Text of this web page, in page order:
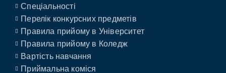
Спеціальності
Перелік конкурсних предметів
Правила прийому в Університет
Правила прийому в Коледж
Вартість навчання
Приймальна коміся